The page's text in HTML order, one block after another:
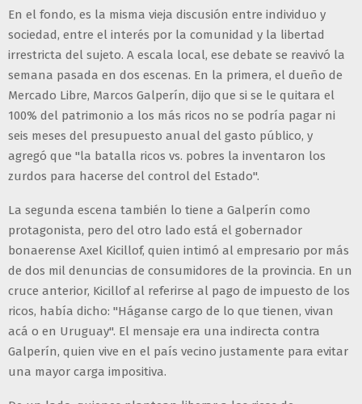
En el fondo, es la misma vieja discusión entre individuo y
sociedad, entre el interés por la comunidad y la libertad
irrestricta del sujeto. A escala local, ese debate se reavivó la
semana pasada en dos escenas. En la primera, el dueño de
Mercado Libre, Marcos Galperín, dijo que si se le quitara el
100% del patrimonio a los más ricos no se podría pagar ni
seis meses del presupuesto anual del gasto público, y
agregó que "la batalla ricos vs. pobres la inventaron los
zurdos para hacerse del control del Estado".
La segunda escena también lo tiene a Galperín como
protagonista, pero del otro lado está el gobernador
bonaerense Axel Kicillof, quien intimó al empresario por más
de dos mil denuncias de consumidores de la provincia. En un
cruce anterior, Kicillof al referirse al pago de impuesto de los
ricos, había dicho: "Háganse cargo de lo que tienen, vivan
acá o en Uruguay". El mensaje era una indirecta contra
Galperín, quien vive en el país vecino justamente para evitar
una mayor carga impositiva.